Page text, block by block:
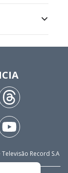
Record S.A